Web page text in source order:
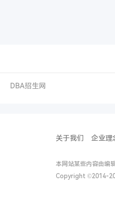
DBA招生网
关于我们 企业理
本网站某些内容由编
Copyright ©2014-